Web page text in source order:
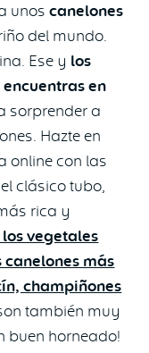
unoscanelones
del mundo.
Ese y los
en
sorprender a
Hazte en
online con las
clásico tubo,
rica y
vegetales
más
champiñones
también muy
buen horneado!